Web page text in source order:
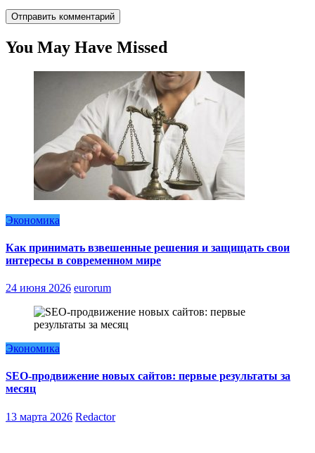
You May Have Missed
Экономика
Как принимать взвешенные решения и защищать свои
интересы в современном мире
24 июня 2026 eurorum
Экономика
SEO-продвижение новых сайтов: первые результаты за
месяц
13 марта 2026 Redactor